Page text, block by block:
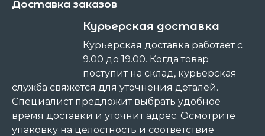
Доставка заказов
Курьерская доставка
Курьерская доставка работает с
9.00 до 19.00. Когда товар
поступит на склад, курьерская
служба свяжется для уточнения деталей.
Специалист предложит выбрать удобное
время доставки и уточнит адрес. Осмотрите
упаковку на целостность и соответствие